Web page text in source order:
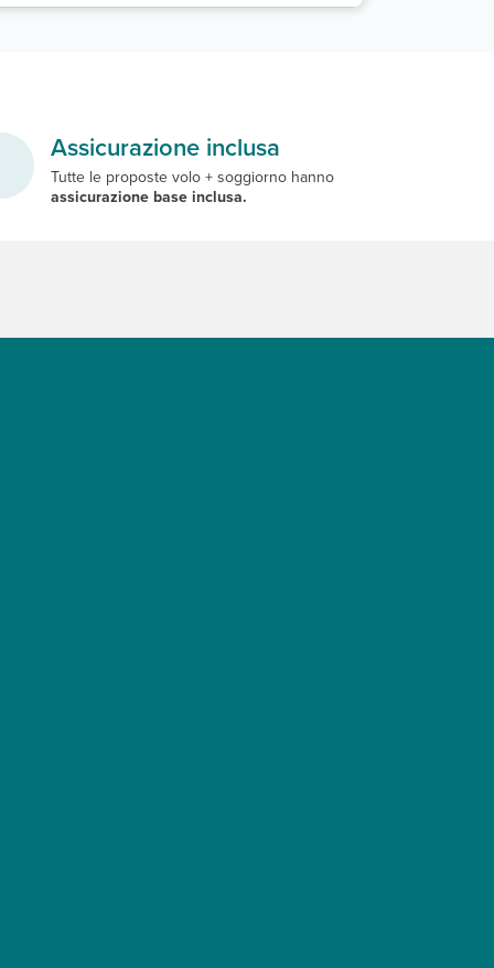
Assicurazione inclusa
Tutte le proposte volo + soggiorno hanno
assicurazione base inclusa.